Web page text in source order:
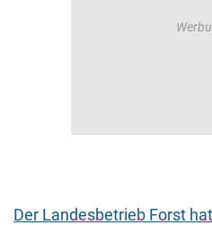
Der Landesbetrieb Forst